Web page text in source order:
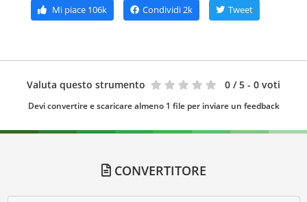
Mi piace 106k Condividi2k Tweet
Valuta questo strumento 0 / 5 - 0 voti
Devi convertire e scaricare almeno 1 file per inviare un feedback
CONVERTITORE